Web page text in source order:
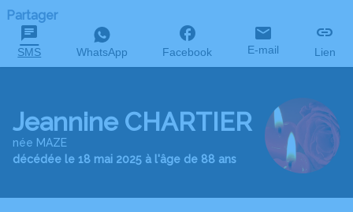
Partager
SMS WhatsApp Facebook E-mail Lien
Jeannine CHARTIER
née MAZE
décédée le 18 mai 2025 à l'âge de 88 ans